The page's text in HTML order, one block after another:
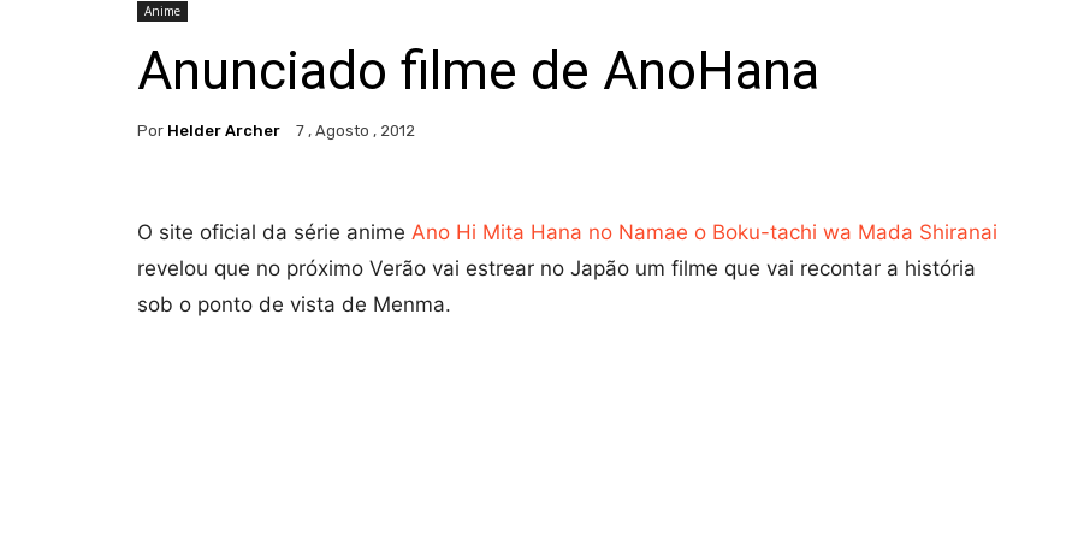
Anime
Anunciado filme de AnoHana
Por Helder Archer 7 , Agosto , 2012
O site oficial da série anime Ano Hi Mita Hana no Namae o Boku-tachi wa Mada Shiranai
revelou que no próximo Verão vai estrear no Japão um filme que vai recontar a história
sob o ponto de vista de Menma.